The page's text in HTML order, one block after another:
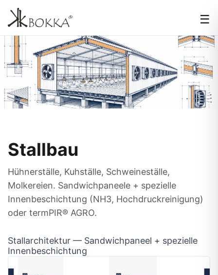
☰
Stallbau
Hühnerställe, Kuhställe, Schweineställe,
Molkereien. Sandwichpaneele + spezielle
Innenbeschichtung (NH3, Hochdruckreinigung)
oder termPIR® AGRO.
Stallarchitektur — Sandwichpaneel + spezielle
Innenbeschichtung